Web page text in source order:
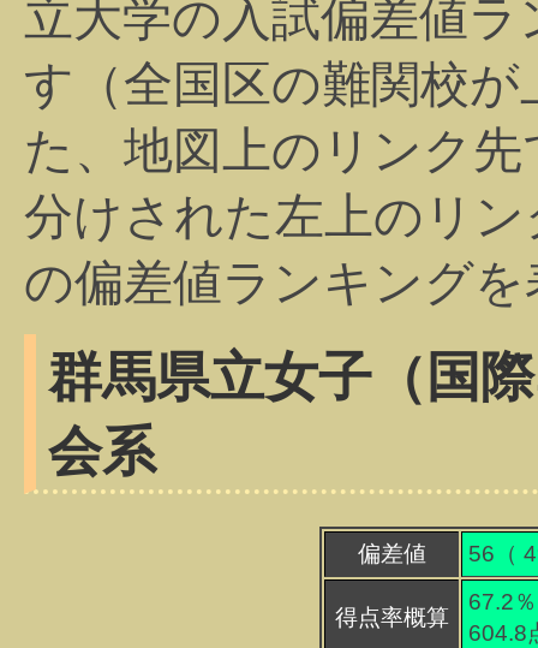
立大学の入試偏差値
す（全国区の難関校
た、地図上のリンク
分けされた左上のリ
の偏差値ランキング
群馬県立女子（国
会系
偏差値 56（ 4
得点率概算
67.2％
604.8